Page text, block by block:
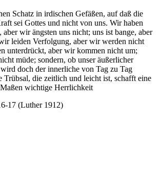
Schatz in irdischen Gefäßen, auf daß die
sei Gottes und nicht von uns. Wir haben
aber wir ängsten uns nicht; uns ist bange, aber
leiden Verfolgung, aber wir werden nicht
unterdrückt, aber wir kommen nicht um;
müde; sondern, ob unser äußerlicher
doch der innerliche von Tag zu Tag
Trübsal, die zeitlich und leicht ist, schafft eine
wichtige Herrlichkeit
17 (Luther 1912)